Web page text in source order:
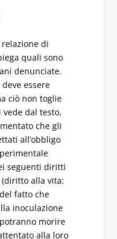
relazione di
quali sono
denunciate.
essere
ciò non toglie
vede dal testo,
che gli
all’obbligo
seguenti diritti
alla vita:
fatto che
inoculazione
morire
alla loro